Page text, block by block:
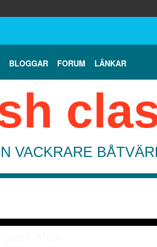
BLOGGAR FORUM LÄNKAR
VACKRARE